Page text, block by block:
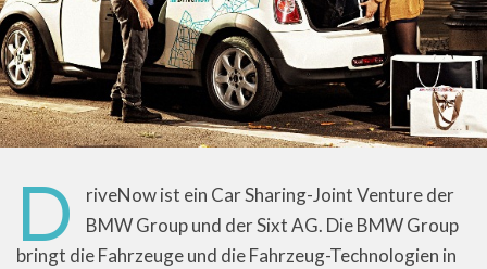
D
riveNow ist ein Car Sharing-Joint Venture der
BMW Group und der Sixt AG. Die BMW Group
bringt die Fahrzeuge und die Fahrzeug-Technologien in